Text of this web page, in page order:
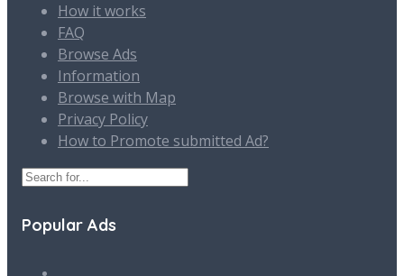
How it works
FAQ
Browse Ads
Information
Browse with Map
Privacy Policy
How to Promote submitted Ad?
Popular Ads